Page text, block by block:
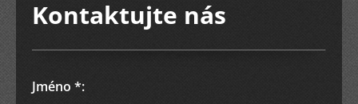
Kontaktujte nás
Jméno *: